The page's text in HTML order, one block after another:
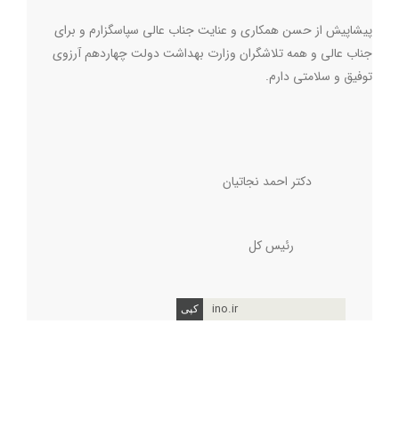
پیشاپیش از حسن همکاری و عنایت جناب عالی سپاسگزارم و برای
جناب عالی و همه تلاشگران وزارت بهداشت دولت چهاردهم آرزوی
توفیق و سلامتی دارم.
دکتر احمد نجاتیان
رئیس کل
ino.ir